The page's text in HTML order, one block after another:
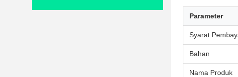
Parameter
Syarat
Bahan
Nama Produk